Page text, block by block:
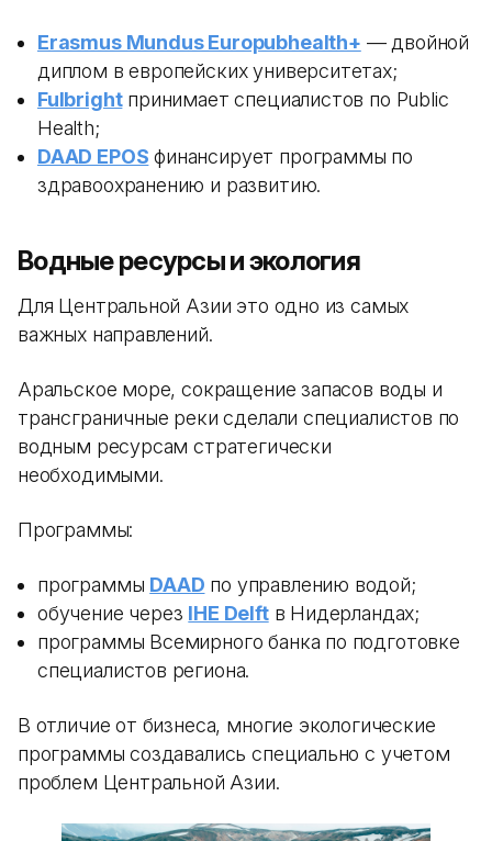
Erasmus Mundus Europubhealth+ — двойной
диплом в европейских университетах;
Fulbrightпринимает специалистов по Public
Health;
DAAD EPOS финансирует программы по
здравоохранению и развитию.
Водные ресурсы и экология
Для Центральной Азии это одно из самых
важных направлений.
Аральское море, сокращение запасов воды и
трансграничные реки сделали специалистов по
водным ресурсам стратегически
необходимыми.
Программы:
программы DAAD по управлению водой;
обучение через IHE Delftв Нидерландах;
программы Всемирного банка по подготовке
специалистов региона.
В отличие от бизнеса, многие экологические
программы создавались специально с учетом
проблем Центральной Азии.